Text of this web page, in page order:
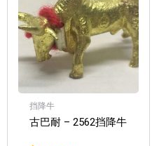
挡降牛
古巴耐 – 2562挡降牛